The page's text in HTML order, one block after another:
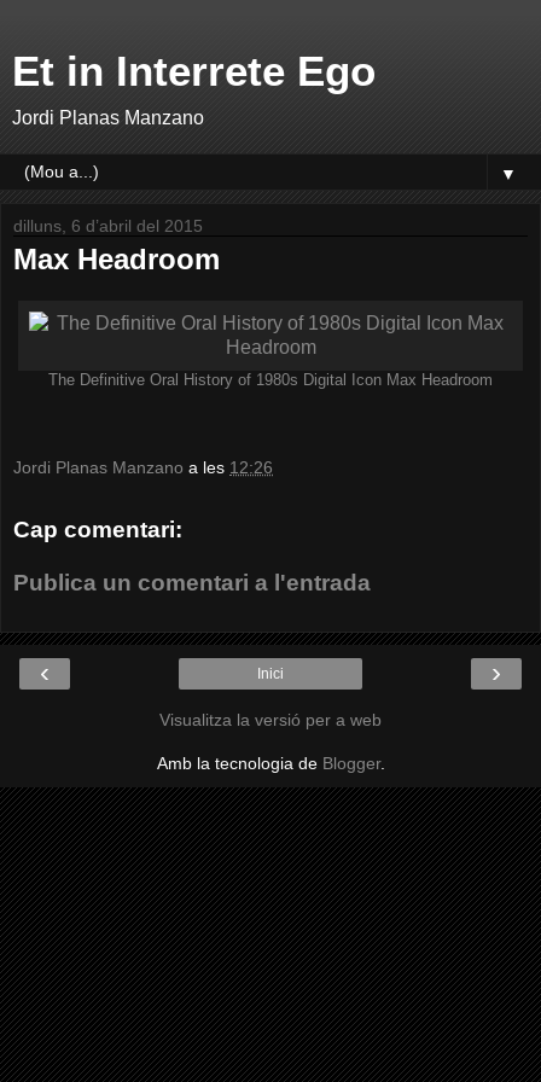
Et in Interrete Ego
Jordi Planas Manzano
▼
dilluns, 6 d’abril del 2015
Max Headroom
The Definitive Oral History of 1980s Digital Icon Max Headroom
Jordi Planas Manzano a les 12:26
Cap comentari:
Publica un comentari a l'entrada
‹ ›
Inici
Visualitza la versió per a web
Amb la tecnologia de Blogger.